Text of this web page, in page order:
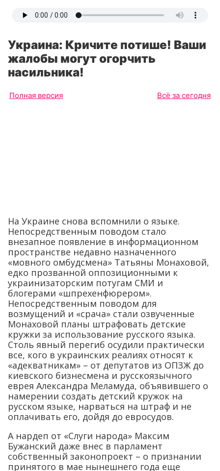
Украина: Кричите потише! Ваши
жалобы могут огорчить
насильника!
Полная версия Всё за сегодня
На Украине снова вспомнили о языке.
Непосредственным поводом стало
внезапное появление в информационном
пространстве недавно назначенного
«мовного омбудсмена» Татьяны Монаховой,
едко прозванной оппозиционными к
украинизаторским потугам СМИ и
блогерами «шпрехенфюрером».
Непосредственным поводом для
возмущений и «срача» стали озвученные
Монаховой планы штрафовать детские
кружки за использование русского языка.
Столь явный перегиб осудили практически
все, кого в украинских реалиях относят к
«адекватникам» – от депутатов из ОПЗЖ до
киевского бизнесмена и русскоязычного
еврея Александра Меламуда, объявившего о
намерении создать детский кружок на
русском языке, нарваться на штраф и не
оплачивать его, дойдя до евросудов.
А нардеп от «Слуги народа» Максим
Бужанский даже внес в парламент
собственный законопроект – о признании
принятого в мае нынешнего года еще